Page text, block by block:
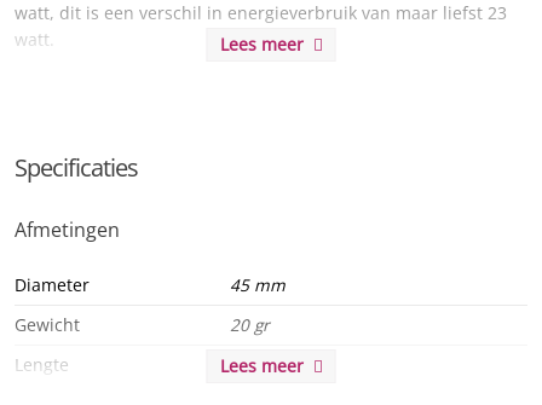
watt, dit is een verschil in energieverbruik van maar liefst 23
watt.
Lees meer
Specificaties
Afmetingen
Diameter
45 mm
Gewicht
20 gr
Lengte
79 mm
Lees meer